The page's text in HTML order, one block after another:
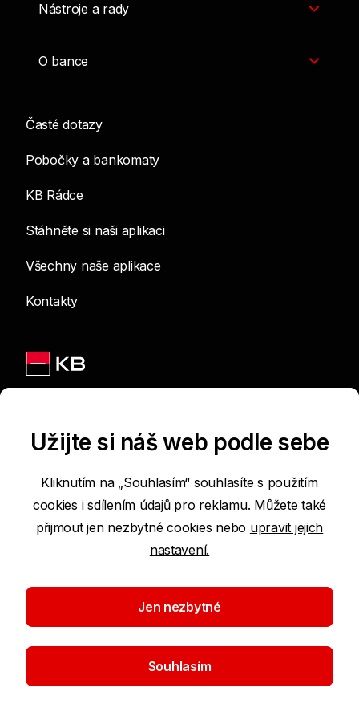
Nástroje a rady
O bance
Časté dotazy
Pobočky a bankomaty
KB Rádce
Stáhněte si naši aplikaci
Všechny naše aplikace
Kontakty
Podmínky používání internetových stránek
Prohlášení o přístupnosti
Ochrana osobních údajů
©2026 Komerční banka
Užijte si náš web podle sebe
Kliknutím na „Souhlasím“ souhlasíte s použitím
cookies i sdílením údajů pro reklamu. Můžete také
přijmout jen nezbytné cookies nebo upravit jejich
nastavení.
Jen nezbytné
Souhlasím